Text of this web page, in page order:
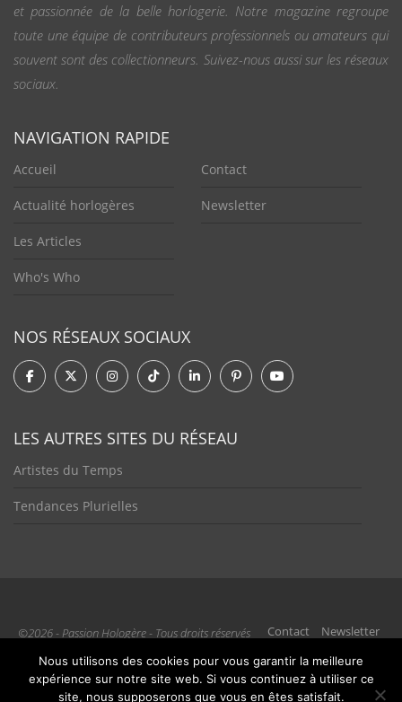
et passionnée de la belle horlogerie. Notre magazine regroupe
toute une équipe de contributeurs professionnels ou amateurs qui
souvent sont des collectionneurs. Suivez-nous aussi sur les réseaux
sociaux.
NAVIGATION RAPIDE
Accueil
Actualité horlogères
Les Articles
Who's Who
Contact
Newsletter
NOS RÉSEAUX SOCIAUX
LES AUTRES SITES DU RÉSEAU
Artistes du Temps
Tendances Plurielles
©2026 - Passion Hologère - Tous droits réservés Contact Newsletter
Nous utilisons des cookies pour vous garantir la meilleure
expérience sur notre site web. Si vous continuez à utiliser ce
site, nous supposerons que vous en êtes satisfait.